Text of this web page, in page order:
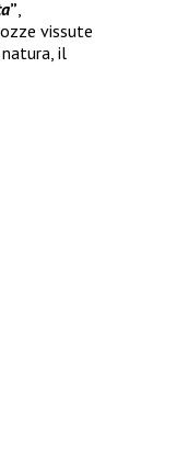
”,
vissute
il